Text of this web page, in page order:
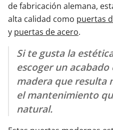
de fabricación alemana,
alta calidad como puertas
y puertas de acero.
Si te gusta la
escoger un
madera que resulta
el mantenimiento
natural.